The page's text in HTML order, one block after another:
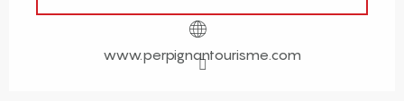
www.perpignantourisme.com